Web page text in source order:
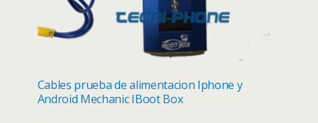
Cables prueba de alimentacion Iphone y
Android Mechanic IBoot Box